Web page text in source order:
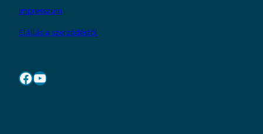
Impresszum
Elállás a szerződéstől
Facebook YouTube